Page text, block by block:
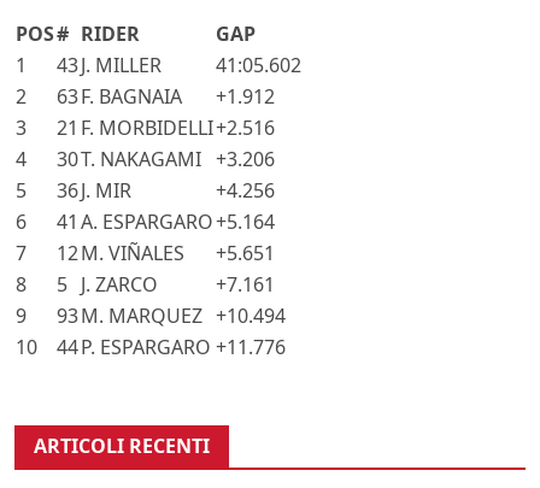
POS# RIDER
GAP
1
43J. MILLER
41:05.602
2
63F. BAGNAIA
+1.912
3
21 F. MORBIDELLI+2.516
4
30T. NAKAGAMI +3.206
5
36J. MIR
+4.256
6
41 A. ESPARGARO+5.164
7
12M. VIÑALES
+5.651
8
5 J. ZARCO
+7.161
9
93M. MARQUEZ +10.494
10
44P. ESPARGARO +11.776
ARTICOLI RECENTI